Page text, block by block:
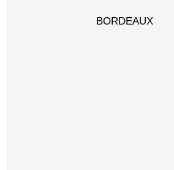
BORDEAUX